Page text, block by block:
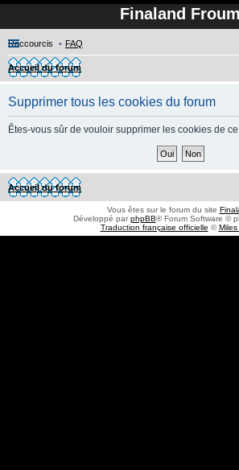
Finaland Froum
Raccourcis FAQ
Accueil du forum
Supprimer tous les cookies du forum
Êtes-vous sûr de vouloir supprimer les cookies de
Accueil du forum
Vous êtes sur le forum du site
Développé parphpBB® Forum Software ©
Traduction française officielle ©Miles